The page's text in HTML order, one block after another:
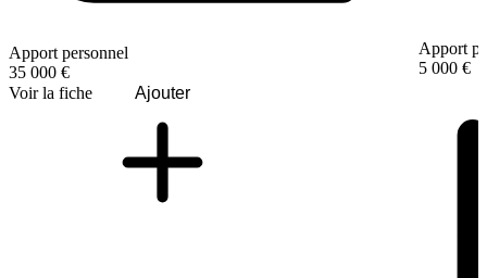
Apport personnel
35 000 €
Voir la fiche
Ajouter
Apport
5 000 €